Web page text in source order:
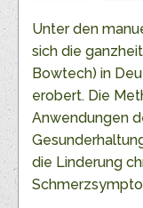
teilen
Unter den
sich die
Bowtech) in
erobert. Die
Anwendungen
die Linderung